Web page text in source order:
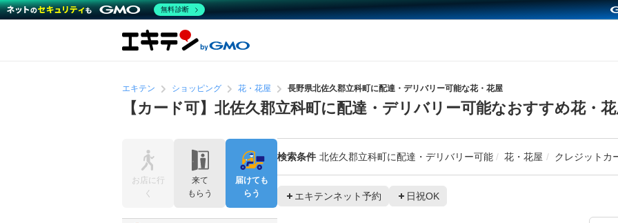
エキテン ショッピング 花・花屋 長野県北佐久郡立科町に配達・デリバリー可能な花・花屋
【カード可】北佐久郡立科町に配達・デリバリー可能なおすすめ花・
検索条件 北佐久郡立科町に配達・デリバリー可能 花・花屋 クレジットカ
エキテンネット予約 日祝OK
お店に行
く
来て
もらう
届けても
らう
無料診断